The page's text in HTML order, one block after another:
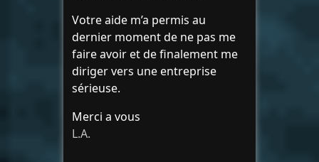
Votre aide m’a permis au
dernier moment de ne pas me
faire avoir et de finalement me
diriger vers une entreprise
sérieuse.
Merci a vous
L.A.